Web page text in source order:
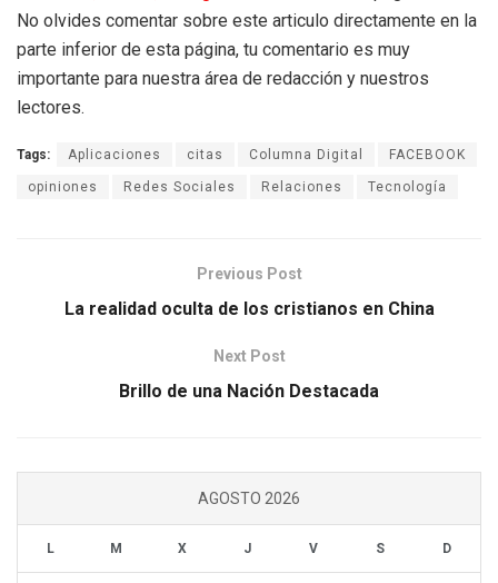
No olvides comentar sobre este articulo directamente en la
parte inferior de esta página, tu comentario es muy
importante para nuestra área de redacción y nuestros
lectores.
Tags: Aplicaciones citas Columna Digital FACEBOOK
opiniones Redes Sociales Relaciones Tecnología
Previous Post
La realidad oculta de los cristianos en China
Next Post
Brillo de una Nación Destacada
AGOSTO 2026
L M X J V S D